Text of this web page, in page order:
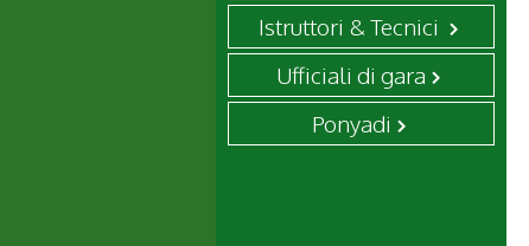
Istruttori & Tecnici
Ufficiali di gara
Ponyadi